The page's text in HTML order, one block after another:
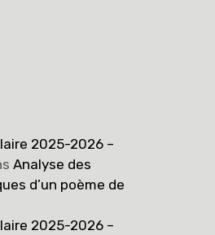
2025-2026 –
Analyse des
d’un poème de
2025-2026 –